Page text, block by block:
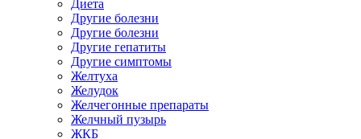
Диета
Другие болезни
Другие болезни
Другие гепатиты
Другие симптомы
Желтуха
Желудок
Желчегонные препараты
Желчный пузырь
ЖКБ